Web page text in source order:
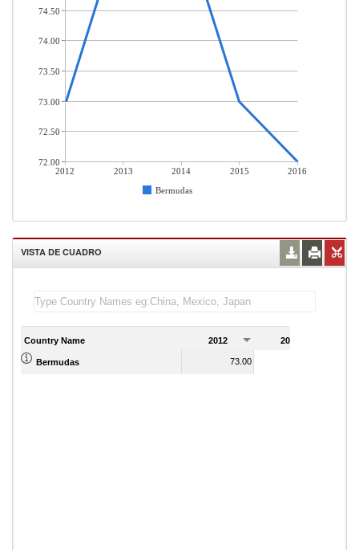
2012 2013 2014 2015
2016
Bermudas
74.50
74.00
73.50
73.00
72.50
72.00
VISTA DE CUADRO
Country Name 2012 2013
Bermudas 73.00